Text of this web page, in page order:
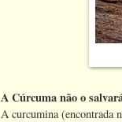
A Cúrcuma não o
A curcumina (encontrada